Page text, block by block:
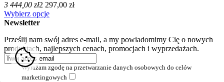
3 444,00 zł2 297,00 zł
Wybierz opcje
Newsletter
Prześlij nam swój adres e-mail, a my powiadomimy Cię o nowych
produktach, najlepszych cenach, promocjach i wyprzedażach.
Wyrażam zgodę na przetwarzanie danych osobowych do celów
marketingowych